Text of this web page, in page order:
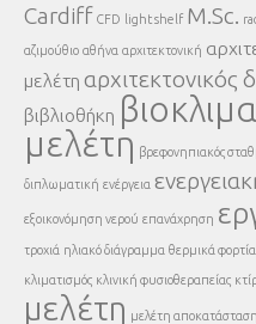
Cardiff CFD light shelf M.Sc.
αζιμούθιο αθήνα αρχιτεκτονική
μελέτη αρχιτεκτονικός
βιβλιοθήκη
μελέτη βρεφονηπιακός
διπλωματική ενέργεια
εξοικονόμηση νερού επανάχρηση
τροχιά ηλιακό διάγραμμα θερμικά φορτία
κλιματισμός κλινική φυσιοθεραπείας
μελέτη μελέτη